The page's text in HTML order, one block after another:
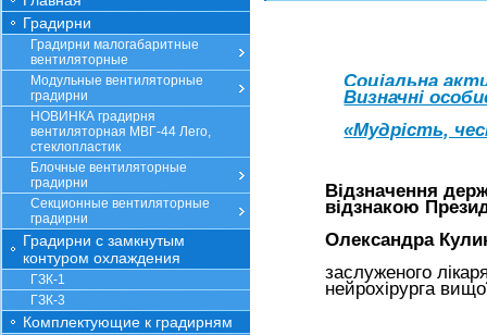
Градирни
Градирни малогабаритные
вентиляторные
Модульные вентиляторные
градирни
НОВИНКА градирня
вентиляторная МВГ-44 Лего,
стеклопластик
Блочные вентиляторные
градирни
Секционные вентиляторные
градирни
Градирни с замкнутым
контуром охлаждения
ГЗК-1
ГЗК-3
Комплектующие к градирням
Соціальна
Визначні
«Мудрість,
Відзначення
відзнакою
Олександра
заслуженого
нейрохірургавищої